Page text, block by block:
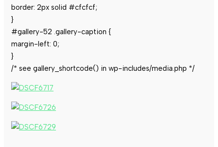
border: 2px solid #cfcfcf;
}
#gallery-52 .gallery-caption {
margin-left: 0;
}
/* see gallery_shortcode() in wp-includes/media.php */